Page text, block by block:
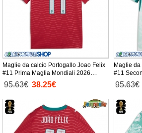
Maglie da calcio Portogallo Joao Felix
#11 Prima Maglia Mondiali 2026
Manica Corta
95.63€ 38.25€
Maglie
#11
Manica
95.63€